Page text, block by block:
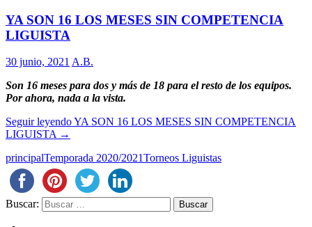
YA SON 16 LOS MESES SIN COMPETENCIA
LIGUISTA
30 junio, 2021 A.B.
Son 16 meses para dos y más de 18 para el resto de los equipos.
Por ahora, nada a la vista.
Seguir leyendoYA SON 16 LOS MESES SIN COMPETENCIA
LIGUISTA →
principalTemporada 2020/2021Torneos Liguistas
Buscar: